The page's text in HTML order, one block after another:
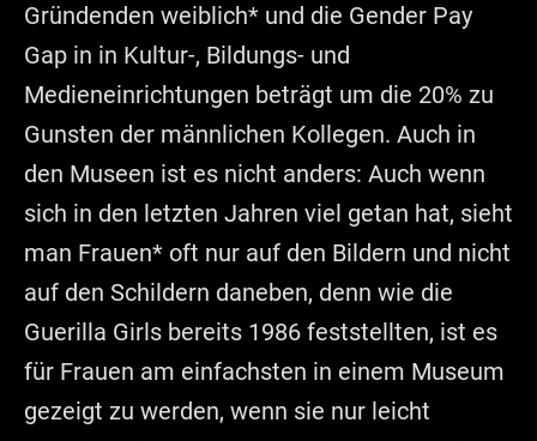
Gründenden weiblich* und die Gender Pay
Gap in in Kultur-, Bildungs- und
Medieneinrichtungen beträgt um die 20% zu
Gunsten der männlichen Kollegen. Auch in
den Museen ist es nicht anders: Auch wenn
sich in den letzten Jahren viel getan hat, sieht
man Frauen* oft nur auf den Bildern und nicht
auf den Schildern daneben, denn wie die
Guerilla Girls bereits 1986 feststellten, ist es
für Frauen am einfachsten in einem Museum
gezeigt zu werden, wenn sie nur leicht